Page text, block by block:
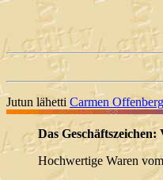
Jutun lähetti Carmen Offenberg
Das Geschäftszeichen:
Hochwertige Waren